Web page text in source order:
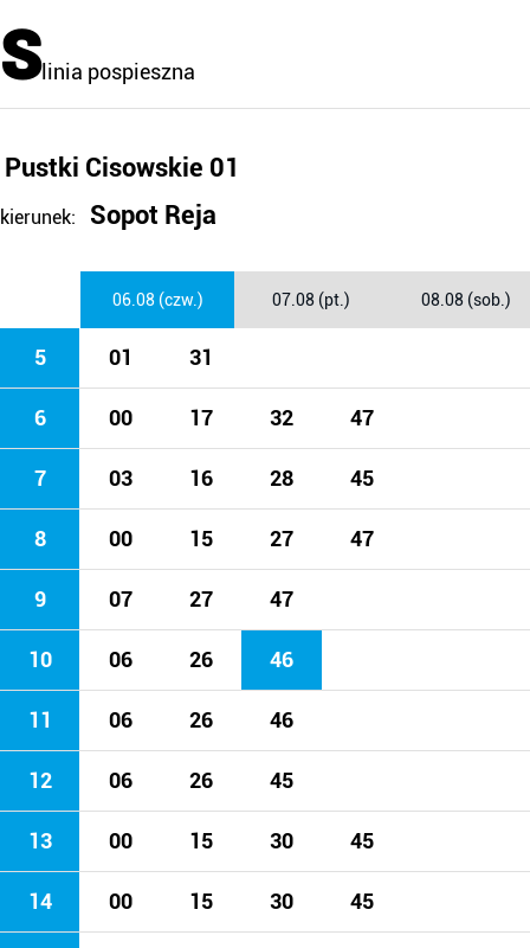
Slinia pospieszna
Pustki Cisowskie 01
kierunek: Sopot Reja
06.08 (czw.) 07.08 (pt.) 08.08 (sob.)
5 01 31
6 00 17 32 47
7 03 16 28 45
8 00 15 27 47
9 07 27 47
10 06 26 46
11 06 26 46
12 06 26 45
13 00 15 30 45
14 00 15 30 45